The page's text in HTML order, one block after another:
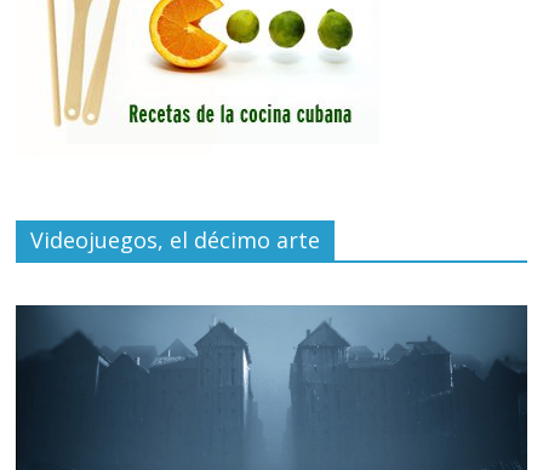
Videojuegos, el décimo arte